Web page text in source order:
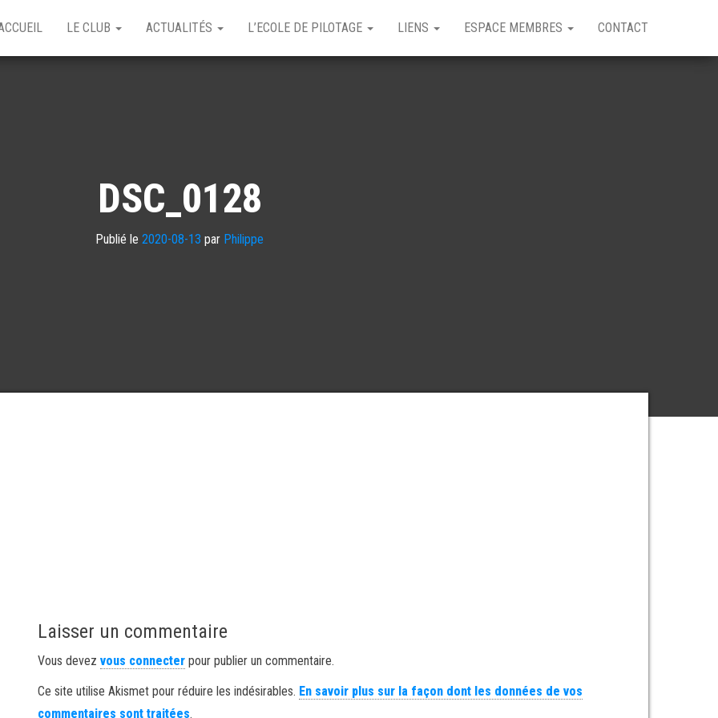
LE CLUB ACTUALITÉS L’ECOLE DE PILOTAGE LIENS ESPACE MEMBRES CONTACT
DSC_0128
Publié le 2020-08-13 par Philippe
Laisser un commentaire
Vous devezvous connecter pour publier un commentaire.
Ce site utilise Akismet pour réduire les indésirables. En savoir plus sur la façon dont les données de vos
commentaires sont traitées.